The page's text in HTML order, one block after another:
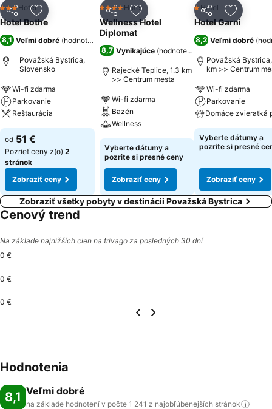
ZdieľaťPridať do obľúbených
3 Počet hviezdičiek
Hotel
Hotel Bothe
8,1 Veľmi dobré (hodnotenia: 1 241
Považská Bystrica,
Slovensko
Wi-fi zdarma
Parkovanie
Reštaurácia
od 51 €
Pozrieť ceny z(o) 2
stránok
Zobraziť ceny
ZdieľaťPridať do obľúbených
4 Počet hviezdičiek
Hotel
Wellness Hotel
Diplomat
8,7 Vynikajúce (hodnotenia: 1 832
Rajecké Teplice, 1.3 km
>> Centrum mesta
Wi-fi zdarma
Bazén
Wellness
Vyberte dátumy a
pozrite si presné ceny
Zobraziť ceny
ZdieľaťPridať
1 Počet hviezdičiek
Hotel
Hotel Garni
8,2 Veľmi dobré (
Považská
km >> Centrum
Wi-fi zdarma
Parkovanie
Domáce zvieratká
Vyberte dátumy a
pozrite si presné
Zobraziť ceny
Zobraziť všetky pobyty v destinácii Považská Bystrica
Cenový trend
Na základe najnižších cien na trivago za posledných 30 dní
0 €
0 €
0 €
Hodnotenia
8,1 Veľmi dobré
na základe hodnotení v počte 1 241 z najobľúbenejších stránok